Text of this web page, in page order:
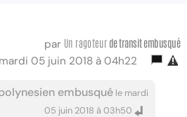
par Un ragoteur de transit embusqué
05 juin 2018 à 04h22
embusqué le mardi
05 juin 2018 à 03h50